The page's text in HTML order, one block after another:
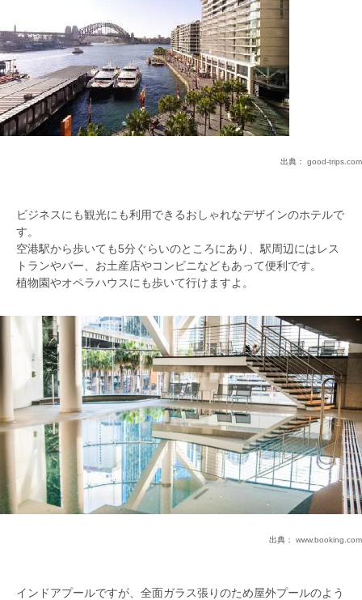
出典： good-trips.com
ビジネスにも観光にも利用できるおしゃれなデザインのホテルで
す。
空港駅から歩いても5分ぐらいのところにあり、駅周辺にはレス
トランやバー、お土産店やコンビニなどもあって便利です。
植物園やオペラハウスにも歩いて行けますよ。
出典： www.booking.com
インドアプールですが、全面ガラス張りのため屋外プールのよう